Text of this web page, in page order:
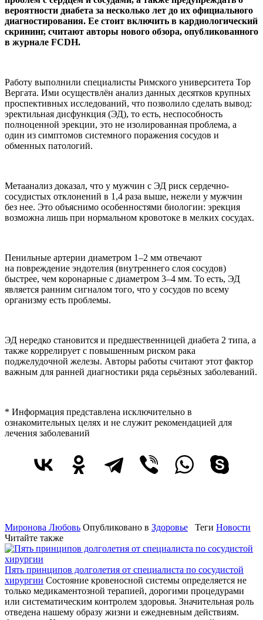
вероятности диабета за несколько лет до их официального
диагностирования. Ее стоит включить в кардиологический
скрининг, считают авторы нового обзора, опубликованного
в журнале FCDH.
Работу выполнили специалисты Римского университета Тор
Вергата. Ими осуществлён анализ данных десятков крупных
проспективных исследований, что позволило сделать вывод:
эректильная дисфункция (ЭД), то есть, неспособность
полноценной эрекции, это не изолированная проблема, а
один из симптомов системного поражения сосудов и
обменных патологий.
Метаанализ доказал, что у мужчин с ЭД риск сердечно-
сосудистых отклонений в 1,4 раза выше, нежели у мужчин
без нее. Это объяснимо особенностями биологии: эрекция
возможна лишь при нормальном кровотоке в мелких сосудах.
Пенильные артерии диаметром 1–2 мм отвечают
на повреждение эндотелия (внутреннего слоя сосудов)
быстрее, чем коронарные с диаметром 3–4 мм. То есть, ЭД
является ранним сигналом того, что у сосудов по всему
организму есть проблемы.
ЭД нередко становится и предшественницей диабета 2 типа, а
также коррелирует с повышенным риском рака
поджелудочной железы. Авторы работы считают этот фактор
важным для ранней диагностики ряда серьёзных заболеваний.
* Информация представлена исключительно в
ознакомительных целях и не служит рекомендацией для
лечения заболеваний
Миронова Любовь Опубликовано в Здоровье Теги Новости
Читайте также
Пять принципов долголетия от специалиста по сосудистой
хирургии Состояние кровеносной системы определяется не
только медикаментозной терапией, дорогими процедурами
или систематическим контролем здоровья. Значительная роль
отведена нашему образу жизни и ежедневным действиям.